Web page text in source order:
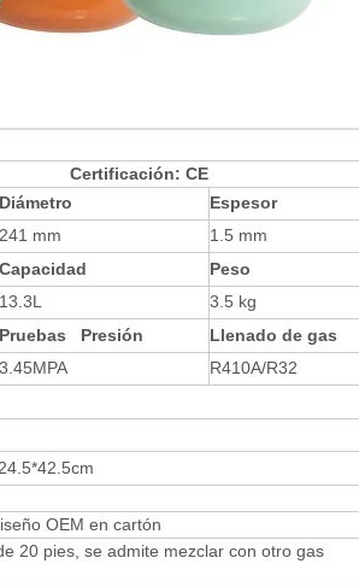
Certificación: CE
Diámetro
Espesor
241 mm
1.5 mm
Capacidad
Peso
13.3L
3.5 kg
Pruebas Presión
Llenado de gas
3.45MPA
R410A/R32
OEM en cartón
20 pies, se admite mezclar con otro gas